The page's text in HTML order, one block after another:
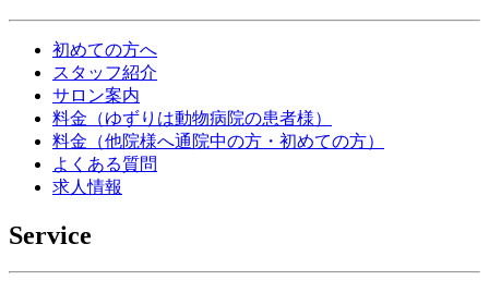
初めての方へ
スタッフ紹介
サロン案内
料金（ゆずりは動物病院の患者様）
料金（他院様へ通院中の方・初めての方）
よくある質問
求人情報
Service